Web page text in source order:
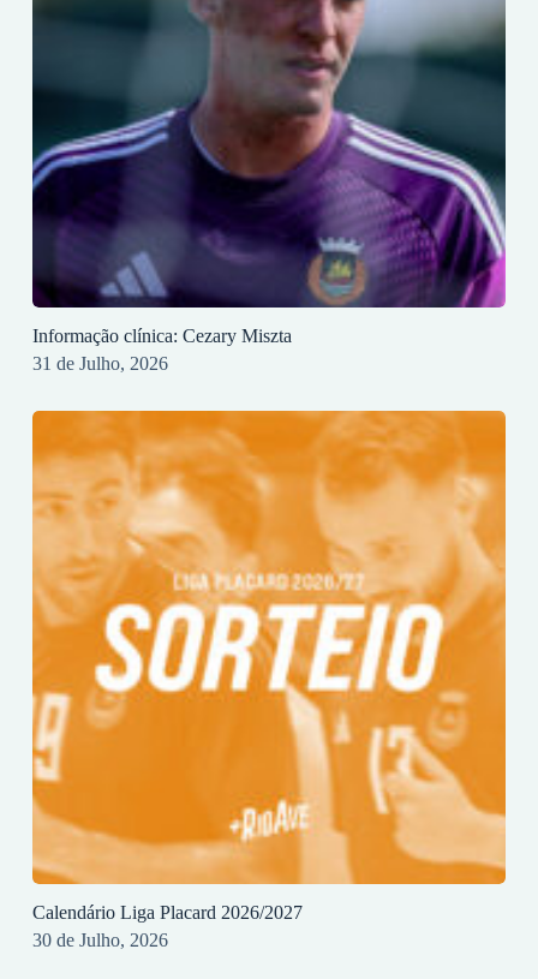
Informação clínica: Cezary Miszta
31 de Julho, 2026
Calendário Liga Placard 2026/2027
30 de Julho, 2026